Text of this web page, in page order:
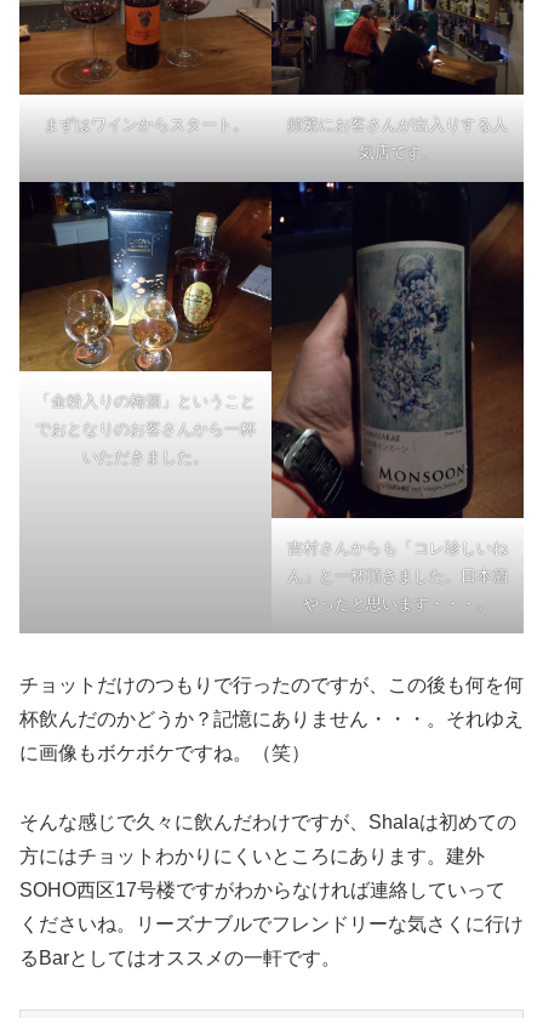
まずはワインからスタート。
頻繁にお客さんが出入りする人
気店です。
「金粉入りの梅酒」ということ
でおとなりのお客さんから一杯
いただきました。
吉村さんからも「コレ珍しいね
ん」と一杯頂きました。日本酒
やったと思います・・・。
チョットだけのつもりで行ったのですが、この後も何を何
杯飲んだのかどうか？記憶にありません・・・。それゆえ
に画像もボケボケですね。（笑）
そんな感じで久々に飲んだわけですが、Shalaは初めての
方にはチョットわかりにくいところにあります。建外
SOHO西区17号楼ですがわからなければ連絡していって
くださいね。リーズナブルでフレンドリーな気さくに行け
るBarとしてはオススメの一軒です。